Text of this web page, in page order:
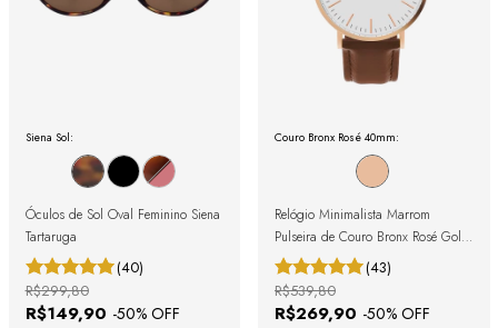
Siena Sol:
Óculos de Sol Oval Feminino Siena
Tartaruga
(40)
R$149,90 -50% OFF
R$299,80
Couro Bronx Rosé 40mm:
Relógio Minimalista Marrom
Pulseira de Couro Bronx Rosé Gold
40mm
(43)
R$269,90 -50% OFF
R$539,80